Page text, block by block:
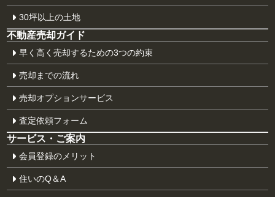
30坪以上の土地
不動産売却ガイド
早く高く売却するための3つの約束
売却までの流れ
売却オプションサービス
査定依頼フォーム
サービス・ご案内
会員登録のメリット
住いのQ＆A